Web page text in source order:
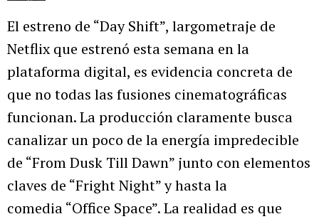
El estreno de “Day Shift”, largometraje de
Netflix que estrenó esta semana en la
plataforma digital, es evidencia concreta de
que no todas las fusiones cinematográficas
funcionan. La producción claramente busca
canalizar un poco de la energía impredecible
de “From Dusk Till Dawn” junto con elementos
claves de “Fright Night” y hasta la
comedia “Office Space”. La realidad es que